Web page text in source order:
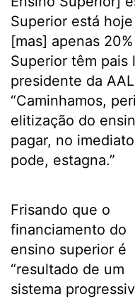
Superior está
[mas] apenas
Superior têm pais
presidente da
“Caminhamos,
elitização do
pagar, no
pode, estagna.”
Frisando que o
financiamento do
ensino superior é
“resultado de um
sistema